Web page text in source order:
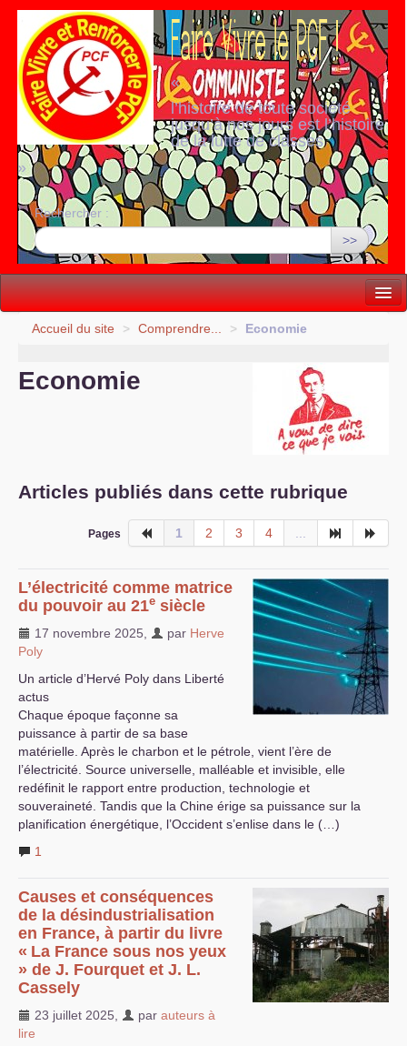
«
l’histoire de toute société
jusqu’à nos jours est l’histoire
de la lutte de classes
»
Rechercher :
>>
Vie politique
Accueil du site > Comprendre... > Economie
Economie
Articles publiés dans cette rubrique
Pages 1 2 3 4
L’électricité comme matrice
du pouvoir au 21e siècle
17 novembre 2025 par Herve
Poly
Un article d’Hervé Poly dans Liberté
actus
Chaque époque façonne sa
puissance à partir de sa base
matérielle. Après le charbon et le pétrole, vient l’ère de
l’électricité. Source universelle, malléable et invisible, elle
redéfinit le rapport entre production, technologie et
souveraineté. Tandis que la Chine érige sa puissance sur la
planification énergétique, l’Occident s’enlise dans le (…)
1
Causes et conséquences
de la désin­dus­tria­li­sation
en France, à partir du livre
« La France sous nos yeux
» de J. Fourquet et J. L.
Cassely
23 juillet 2025 par auteurs à
lire